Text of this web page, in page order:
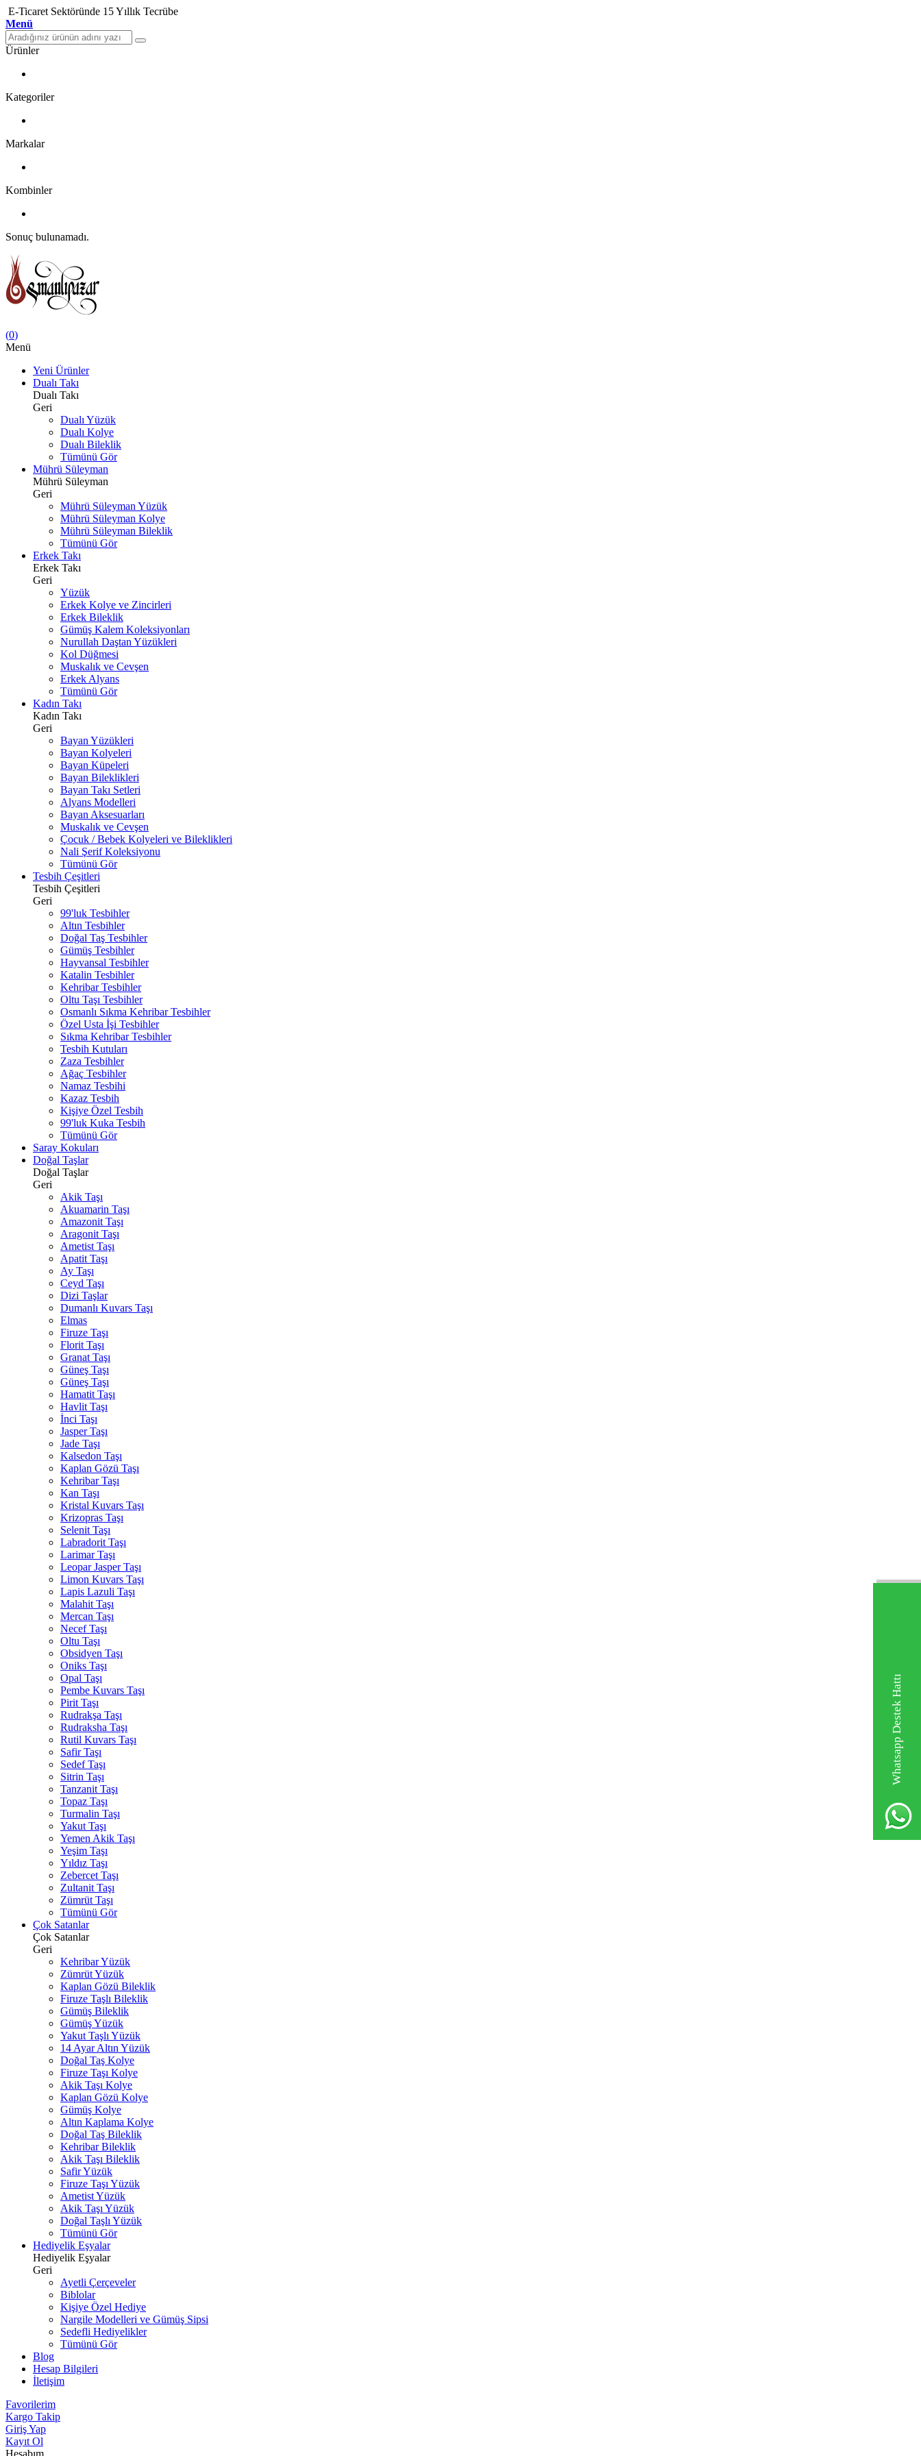
Whatsapp Destek Hattı
E-Ticaret Sektöründe 15 Yıllık Tecrübe
Menü
Ürünler
Kategoriler
Markalar
Kombinler
Sonuç bulunamadı.
(0)
Menü
Yeni Ürünler
Dualı Takı
Dualı Takı
Geri
Dualı Yüzük
Dualı Kolye
Dualı Bileklik
Tümünü Gör
Mührü Süleyman
Mührü Süleyman
Geri
Mührü Süleyman Yüzük
Mührü Süleyman Kolye
Mührü Süleyman Bileklik
Tümünü Gör
Erkek Takı
Erkek Takı
Geri
Yüzük
Erkek Kolye ve Zincirleri
Erkek Bileklik
Gümüş Kalem Koleksiyonları
Nurullah Daştan Yüzükleri
Kol Düğmesi
Muskalık ve Cevşen
Erkek Alyans
Tümünü Gör
Kadın Takı
Kadın Takı
Geri
Bayan Yüzükleri
Bayan Kolyeleri
Bayan Küpeleri
Bayan Bileklikleri
Bayan Takı Setleri
Alyans Modelleri
Bayan Aksesuarları
Muskalık ve Cevşen
Çocuk / Bebek Kolyeleri ve Bileklikleri
Nali Şerif Koleksiyonu
Tümünü Gör
Tesbih Çeşitleri
Tesbih Çeşitleri
Geri
99'luk Tesbihler
Altın Tesbihler
Doğal Taş Tesbihler
Gümüş Tesbihler
Hayvansal Tesbihler
Katalin Tesbihler
Kehribar Tesbihler
Oltu Taşı Tesbihler
Osmanlı Sıkma Kehribar Tesbihler
Özel Usta İşi Tesbihler
Sıkma Kehribar Tesbihler
Tesbih Kutuları
Zaza Tesbihler
Ağaç Tesbihler
Namaz Tesbihi
Kazaz Tesbih
Kişiye Özel Tesbih
99'luk Kuka Tesbih
Tümünü Gör
Saray Kokuları
Doğal Taşlar
Doğal Taşlar
Geri
Akik Taşı
Akuamarin Taşı
Amazonit Taşı
Aragonit Taşı
Ametist Taşı
Apatit Taşı
Ay Taşı
Ceyd Taşı
Dizi Taşlar
Dumanlı Kuvars Taşı
Elmas
Firuze Taşı
Florit Taşı
Granat Taşı
Güneş Taşı
Güneş Taşı
Hamatit Taşı
Havlit Taşı
İnci Taşı
Jasper Taşı
Jade Taşı
Kalsedon Taşı
Kaplan Gözü Taşı
Kehribar Taşı
Kan Taşı
Kristal Kuvars Taşı
Krizopras Taşı
Selenit Taşı
Labradorit Taşı
Larimar Taşı
Leopar Jasper Taşı
Limon Kuvars Taşı
Lapis Lazuli Taşı
Malahit Taşı
Mercan Taşı
Necef Taşı
Oltu Taşı
Obsidyen Taşı
Oniks Taşı
Opal Taşı
Pembe Kuvars Taşı
Pirit Taşı
Rudrakşa Taşı
Rudraksha Taşı
Rutil Kuvars Taşı
Safir Taşı
Sedef Taşı
Sitrin Taşı
Tanzanit Taşı
Topaz Taşı
Turmalin Taşı
Yakut Taşı
Yemen Akik Taşı
Yeşim Taşı
Yıldız Taşı
Zebercet Taşı
Zultanit Taşı
Zümrüt Taşı
Tümünü Gör
Çok Satanlar
Çok Satanlar
Geri
Kehribar Yüzük
Zümrüt Yüzük
Kaplan Gözü Bileklik
Firuze Taşlı Bileklik
Gümüş Bileklik
Gümüş Yüzük
Yakut Taşlı Yüzük
14 Ayar Altın Yüzük
Doğal Taş Kolye
Firuze Taşı Kolye
Akik Taşı Kolye
Kaplan Gözü Kolye
Gümüş Kolye
Altın Kaplama Kolye
Doğal Taş Bileklik
Kehribar Bileklik
Akik Taşı Bileklik
Safir Yüzük
Firuze Taşı Yüzük
Ametist Yüzük
Akik Taşı Yüzük
Doğal Taşlı Yüzük
Tümünü Gör
Hediyelik Eşyalar
Hediyelik Eşyalar
Geri
Ayetli Çerçeveler
Biblolar
Kişiye Özel Hediye
Nargile Modelleri ve Gümüş Sipsi
Sedefli Hediyelikler
Tümünü Gör
Blog
Hesap Bilgileri
İletişim
Favorilerim
Kargo Takip
Giriş Yap
Kayıt Ol
Hesabım